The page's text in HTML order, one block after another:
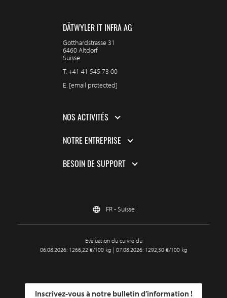
DÄTWYLER IT INFRA AG
Gotthardstrasse 31
6460 Altdorf
Suisse
T.+41 41 545 73 00
E. [email protected]
NOS ACTIVITÉS
NOTRE ENTREPRISE
BESOIN DE SUPPORT
FR - Suisse
Évaluation du cuivre du
06.08.2026: 1266,22 €/100 kg | 07.08.2026: 1292,30 €/100 kg
Inscrivez-vous à notre bulletin d’information !